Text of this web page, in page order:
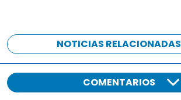
NOTICIAS RELACIONADAS
COMENTARIOS